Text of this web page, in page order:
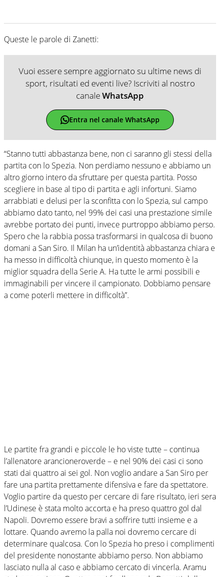
Queste le parole di Zanetti:
Vuoi essere sempre aggiornato su ultime news di
sport, risultati ed eventi live? Iscriviti al nostro
canaleWhatsApp
Entra nel canale WhatsApp
“Stanno tutti abbastanza bene, non ci saranno gli stessi della
partita con lo Spezia. Non perdiamo nessuno e abbiamo un
altro giorno intero da sfruttare per questa partita. Posso
scegliere in base al tipo di partita e agli infortuni. Siamo
arrabbiati e delusi per la sconfitta con lo Spezia, sul campo
abbiamo dato tanto, nel 99% dei casi una prestazione simile
avrebbe portato dei punti, invece purtroppo abbiamo perso.
Spero che la rabbia possa trasformarsi in qualcosa di buono
domani a San Siro. Il Milan ha un’identità abbastanza chiara e
ha messo in difficoltà chiunque, in questo momento è la
miglior squadra della Serie A. Ha tutte le armi possibili e
immaginabili per vincere il campionato. Dobbiamo pensare
a come poterli mettere in difficoltà”.
Le partite fra grandi e piccole le ho viste tutte – continua
l’allenatore arancioneroverde – e nel 90% dei casi ci sono
stati dai quattro ai sei gol. Non voglio andare a San Siro per
fare una partita prettamente difensiva e fare da spettatore.
Voglio partire da questo per cercare di fare risultato, ieri sera
l’Udinese è stata molto accorta e ha preso quattro gol dal
Napoli. Dovremo essere bravi a soffrire tutti insieme e a
lottare. Quando avremo la palla noi dovremo cercare di
determinare qualcosa. Con lo Spezia ho preso i complimenti
del presidente nonostante abbiamo perso. Non abbiamo
lasciato nulla al caso e abbiamo cercato di vincerla. Aramu